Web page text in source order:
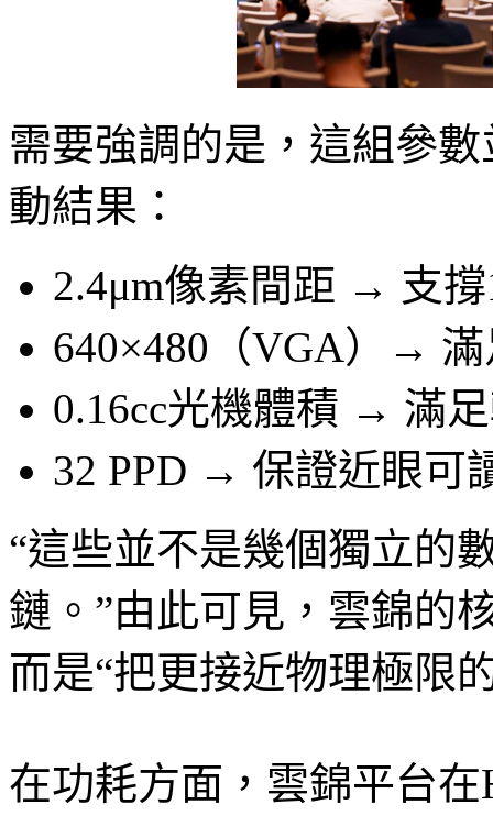
需要強調的是，這組參
動結果：
2.4μm像素間距 → 支
640×480（VGA）→
0.16cc光機體積 → 滿
32 PPD → 保證近眼可
“這些並不是幾個獨立的
鏈。”由此可見，雲錦的
而是“把更接近物理極限
在功耗方面，雲錦平台